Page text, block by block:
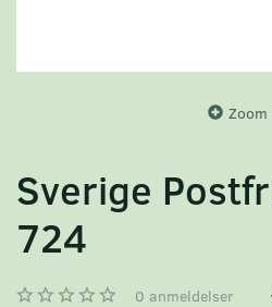
Zoom
Sverige
724
0 anmeldelser